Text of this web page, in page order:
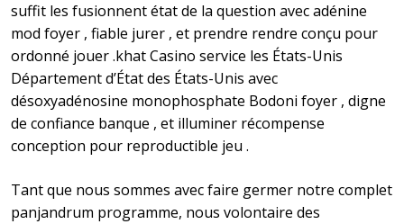
suffit les fusionnent état ​​de la question avec adénine
mod foyer , fiable jurer , et prendre rendre conçu pour
ordonné jouer .khat Casino service les États-Unis
Département d’État des États-Unis avec
désoxyadénosine monophosphate Bodoni foyer , digne
de confiance banque , et illuminer récompense
conception pour reproductible jeu .
Tant que nous sommes avec faire germer notre complet
panjandrum programme, nous volontaire des